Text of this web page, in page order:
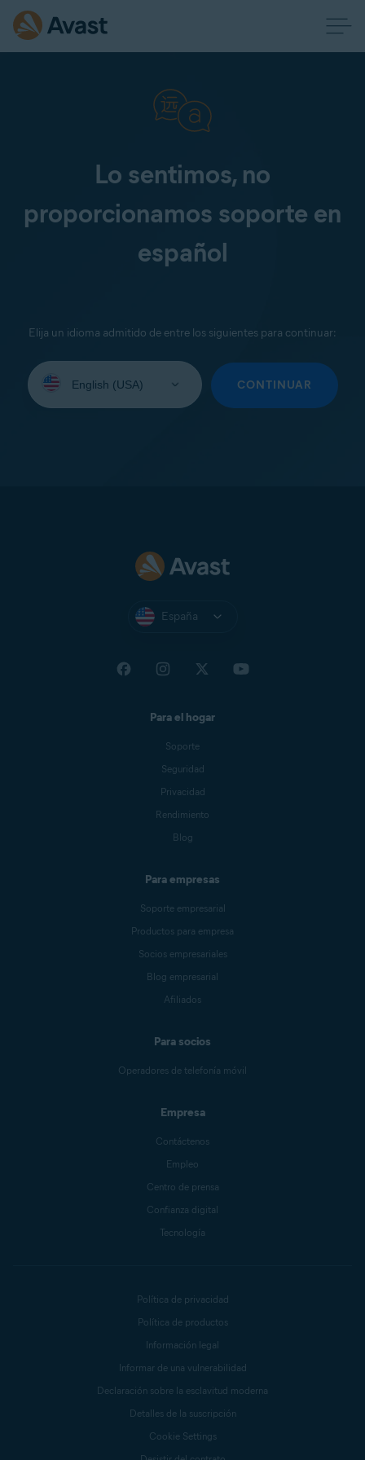
Lo sentimos, no
proporcionamos soporte en
español
Elija un idioma admitido de entre los siguientes para continuar:
su
CONTINUAR
España
Para el hogar
Soporte
Seguridad
Privacidad
Rendimiento
Blog
Para empresas
Soporte empresarial
Productos para empresa
Socios empresariales
Blog empresarial
Afiliados
Para socios
Operadores de telefonía móvil
Empresa
Contáctenos
Empleo
Centro de prensa
Confianza digital
Tecnología
Política de privacidad
Política de productos
Información legal
Informar de una vulnerabilidad
Declaración sobre la esclavitud moderna
Detalles de la suscripción
Cookie Settings